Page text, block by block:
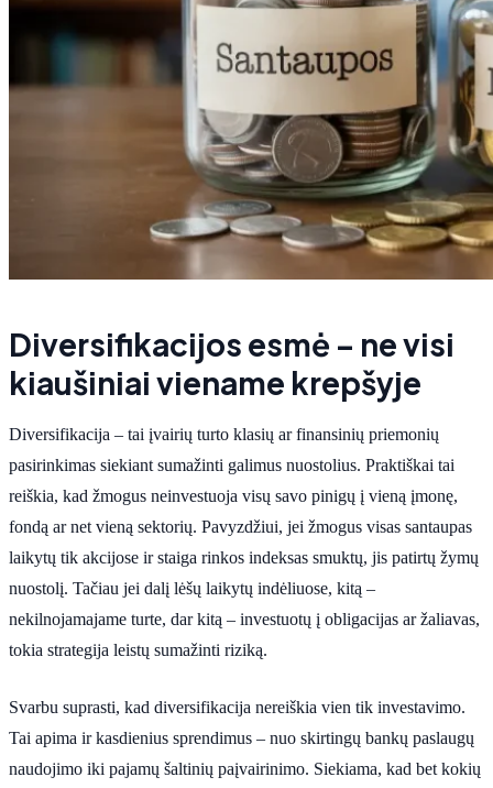
Diversifikacijos esmė – ne visi
kiaušiniai viename krepšyje
Diversifikacija – tai įvairių turto klasių ar finansinių priemonių
pasirinkimas siekiant sumažinti galimus nuostolius. Praktiškai tai
reiškia, kad žmogus neinvestuoja visų savo pinigų į vieną įmonę,
fondą ar net vieną sektorių. Pavyzdžiui, jei žmogus visas santaupas
laikytų tik akcijose ir staiga rinkos indeksas smuktų, jis patirtų žymų
nuostolį. Tačiau jei dalį lėšų laikytų indėliuose, kitą –
nekilnojamajame turte, dar kitą – investuotų į obligacijas ar žaliavas,
tokia strategija leistų sumažinti riziką.
Svarbu suprasti, kad diversifikacija nereiškia vien tik investavimo.
Tai apima ir kasdienius sprendimus – nuo skirtingų bankų paslaugų
naudojimo iki pajamų šaltinių paįvairinimo. Siekiama, kad bet kokių